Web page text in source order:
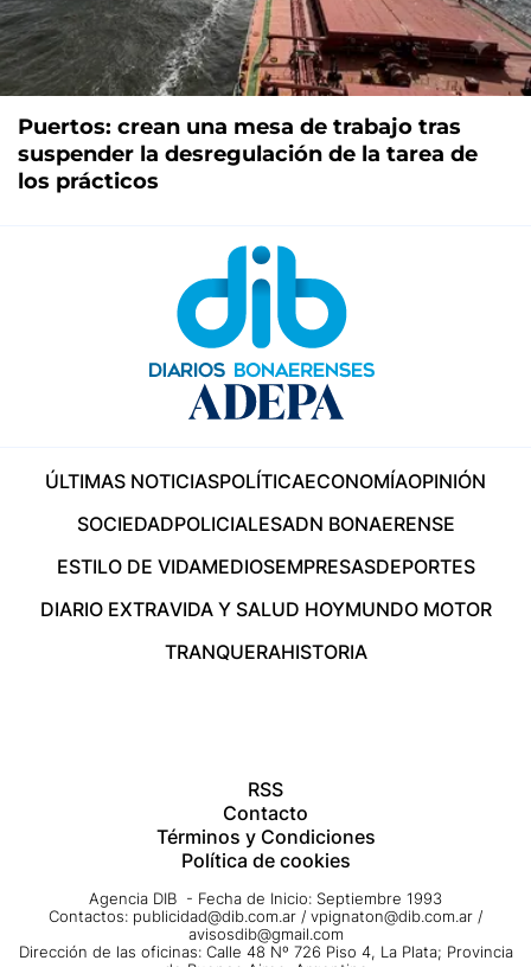
Puertos: crean una mesa de trabajo tras
suspender la desregulación de la tarea de
los prácticos
ÚLTIMAS NOTICIASPOLÍTICAECONOMÍAOPINIÓN
SOCIEDADPOLICIALESADN BONAERENSE
ESTILO DE VIDAMEDIOSEMPRESASDEPORTES
DIARIO EXTRAVIDA Y SALUD HOYMUNDO MOTOR
TRANQUERAHISTORIA
RSS
Contacto
Términos y Condiciones
Política de cookies
Agencia DIB - Fecha de Inicio: Septiembre 1993
Contactos: publicidad@dib.com.ar / vpignaton@dib.com.ar /
avisosdib@gmail.com
Dirección de las oficinas: Calle 48 Nº 726 Piso 4, La Plata; Provincia